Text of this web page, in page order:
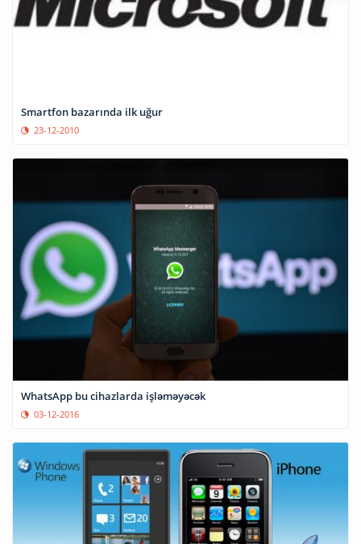
Smartfon bazarında ilk uğur
23-12-2010
WhatsApp bu cihazlarda işləməyəcək
03-12-2016